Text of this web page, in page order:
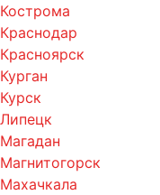
Кострома
Краснодар
Красноярск
Курган
Курск
Липецк
Магадан
Магнитогорск
Махачкала